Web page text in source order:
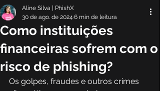
Como instituições
financeiras sofrem com o
risco de phishing?
Aline Silva | PhishX
30 de ago. de 2024 6 min de leitura
Os golpes, fraudes e outros crimes